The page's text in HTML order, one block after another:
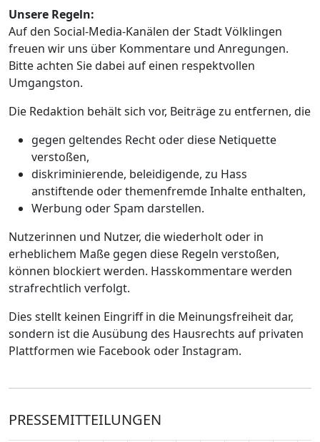
Unsere Regeln:
Auf den Social-Media-Kanälen der Stadt Völklingen
freuen wir uns über Kommentare und Anregungen.
Bitte achten Sie dabei auf einen respektvollen
Umgangston.
Die Redaktion behält sich vor, Beiträge zu entfernen, die
gegen geltendes Recht oder diese Netiquette
verstoßen,
diskriminierende, beleidigende, zu Hass
anstiftende oder themenfremde Inhalte enthalten,
Werbung oder Spam darstellen.
Nutzerinnen und Nutzer, die wiederholt oder in
erheblichem Maße gegen diese Regeln verstoßen,
können blockiert werden. Hasskommentare werden
strafrechtlich verfolgt.
Dies stellt keinen Eingriff in die Meinungsfreiheit dar,
sondern ist die Ausübung des Hausrechts auf privaten
Plattformen wie Facebook oder Instagram.
PRESSEMITTEILUNGEN